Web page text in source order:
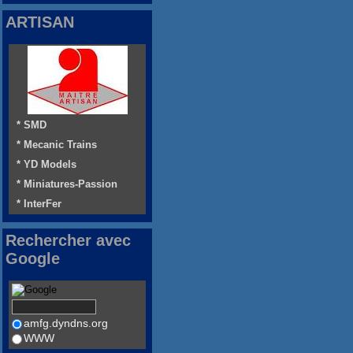
ARTISAN
* SMD
* Mecanic Trains
* YD Models
* Miniatures-Passion
* InterFer
Rechercher avec
Google
amfg.dyndns.org
WWW